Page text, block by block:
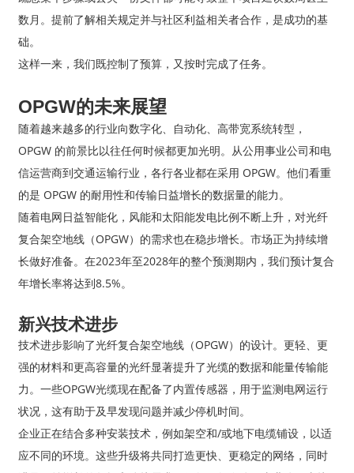
数月。提前了解相关规定并与社区利益相关者合作，是成功的基
础。
这样一来，我们既控制了预算，又按时完成了任务。
OPGW的未来展望
随着越来越多的行业向数字化、自动化、高带宽系统转型，
OPGW 的前景比以往任何时候都更加光明。从公用事业公司和电
信运营商到交通运输行业，各行各业都在采用 OPGW。他们看重
的是 OPGW 的耐用性和传输日益增长的数据量的能力。
随着电网日益智能化，风能和太阳能发电比例不断上升，对光纤
复合架空地线（OPGW）的需求也在稳步增长。市场正为持续增
长做好准备。在2023年至2028年的整个预测期内，我们预计复合
年增长率将达到8.5%。
新兴技术进步
技术进步影响了光纤复合架空地线（OPGW）的设计。更轻、更
强的材料和更高容量的光纤显著提升了光缆的数据和能量传输能
力。一些OPGW光缆现在配备了内置传感器，用于监测电网运行
状况，这有助于及早发现问题并减少停机时间。
企业正在结合多种安装技术，例如架空和/或地下电缆铺设，以适
应不同的环境。这些升级将共同打造更快、更稳定的网络，同时